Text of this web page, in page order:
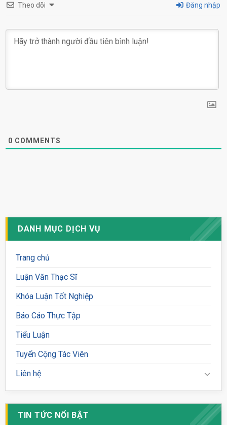
Theo dõi Đăng nhập
0 COMMENTS
DANH MỤC DỊCH VỤ
Trang chủ
Luận Văn Thạc Sĩ
Khóa Luận Tốt Nghiệp
Báo Cáo Thực Tập
Tiểu Luận
Tuyển Cộng Tác Viên
Liên hệ
TIN TỨC NỔI BẬT